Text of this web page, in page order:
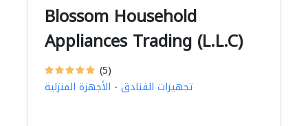
Blossom Household
Appliances Trading (L.L.C)
(5)
تجهيزات الفنادق - الأجهزة المنزلية